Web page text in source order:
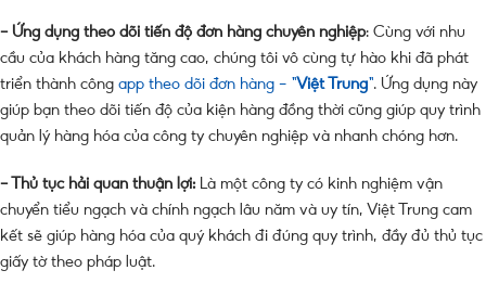
– Ứng dụng theo dõi tiến độ đơn hàng chuyên nghiệp: Cùng với nhu
cầu của khách hàng tăng cao, chúng tôi vô cùng tự hào khi đã phát
triển thành công app theo dõi đơn hàng – “Việt Trung“ . Ứng dụng này
giúp bạn theo dõi tiến độ của kiện hàng đồng thời cũng giúp quy trình
quản lý hàng hóa của công ty chuyên nghiệp và nhanh chóng hơn.
– Thủ tục hải quan thuận lợi: Là một công ty có kinh nghiệm vận
chuyển tiểu ngạch và chính ngạch lâu năm và uy tín, Việt Trung cam
kết sẽ giúp hàng hóa của quý khách đi đúng quy trình, đầy đủ thủ tục
giấy tờ theo pháp luật.